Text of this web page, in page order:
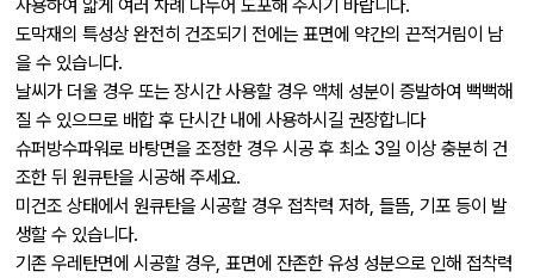
사용하여 얇게 여러 차례 나누어 도포해 주시기 바랍니다.
도막재의 특성상 완전히 건조되기 전에는 표면에 약간의 끈적거림이 남
을 수 있습니다.
날씨가 더울 경우 또는 장시간 사용할 경우 액체 성분이 증발하여 뻑뻑해
질 수 있으므로 배합 후 단시간 내에 사용하시길 권장합니다
슈퍼방수파워로 바탕면을 조정한 경우 시공 후 최소 3일 이상 충분히 건
조한 뒤 원큐탄을 시공해 주세요.
미건조 상태에서 원큐탄을 시공할 경우 접착력 저하, 들뜸, 기포 등이 발
생할 수 있습니다.
기존 우레탄면에 시공할 경우, 표면에 잔존한 유성 성분으로 인해 접착력